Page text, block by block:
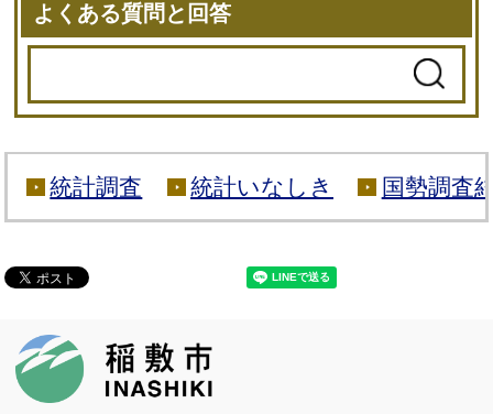
よくある質問と回答
統計調査 統計いなしき 国勢調査